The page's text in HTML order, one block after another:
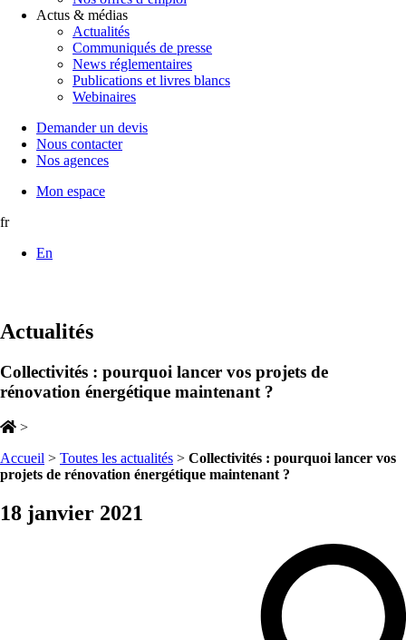
Actus & médias
Actualités
Communiqués de presse
News réglementaires
Publications et livres blancs
Webinaires
Demander un devis
Nous contacter
Nos agences
Mon espace
fr
En
Actualités
Collectivités : pourquoi lancer vos projets de
rénovation énergétique maintenant ?
>
Accueil > Toutes les actualités > Collectivités : pourquoi lancer vos
projets de rénovation énergétique maintenant ?
18 janvier 2021